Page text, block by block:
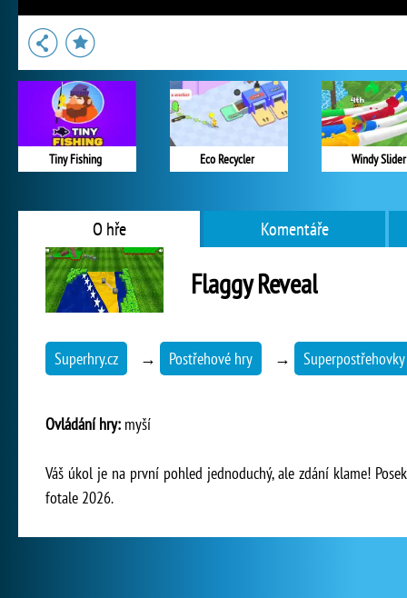
Tiny Fishing Eco Recycler Windy Slider
O hře Komentáře
Flaggy Reveal
Superhry.cz → Postřehové hry → Superpostřehovky
Ovládání hry: myší
Váš úkol je na první pohled jednoduchý, ale zdání klame!
fotale 2026.